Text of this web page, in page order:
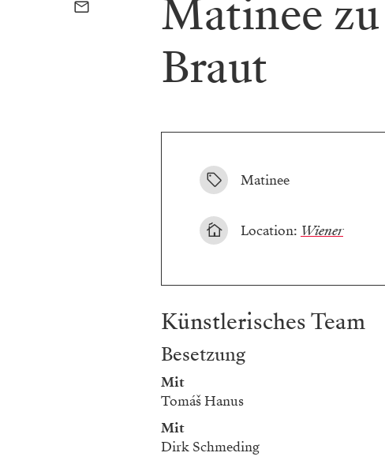
Matinee
Braut
Matinee
Location: Wiener
Künstlerisches Team
Besetzung
Mit
Tomáš Hanus
Mit
Dirk Schmeding